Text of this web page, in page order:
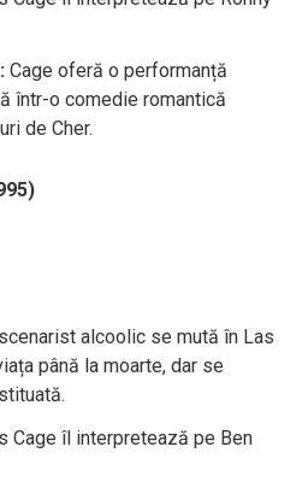
Cage oferă o performanță
într-o comedie romantică
de Cher.
alcoolic se mută în Las
până la moarte, dar se
Cage îl interpretează pe Ben